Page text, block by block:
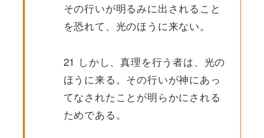
その行いが明るみに出されること
を恐れて、光のほうに来ない。
21 しかし、真理を行う者は、光の
ほうに来る。その行いが神にあっ
てなされたことが明らかにされる
ためである。